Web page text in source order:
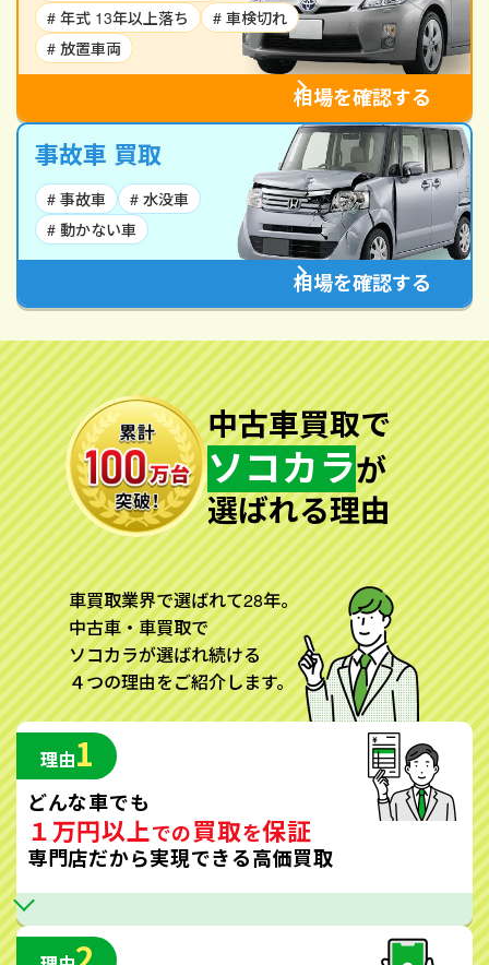
# 年式 13年以上落ち
# 車検切れ
# 放置車両
相場を確認する
事故車 買取
# 事故車
# 水没車
# 動かない車
相場を確認する
中古車買取で
ソコカラが
選ばれる理由
車買取業界で選ばれて28年。
中古車・車買取で
ソコカラが選ばれ続ける
４つの理由をご紹介します。
理由1
どんな車でも
１万円以上での買取を保証
専門店だから実現できる高価買取